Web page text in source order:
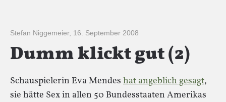
Stefan Niggemeier, 16. September 2008
Dumm klickt gut (2)
Schauspielerin Eva Mendes hat angeblich gesagt,
sie hätte Sex in allen 50 Bundesstaaten Amerikas